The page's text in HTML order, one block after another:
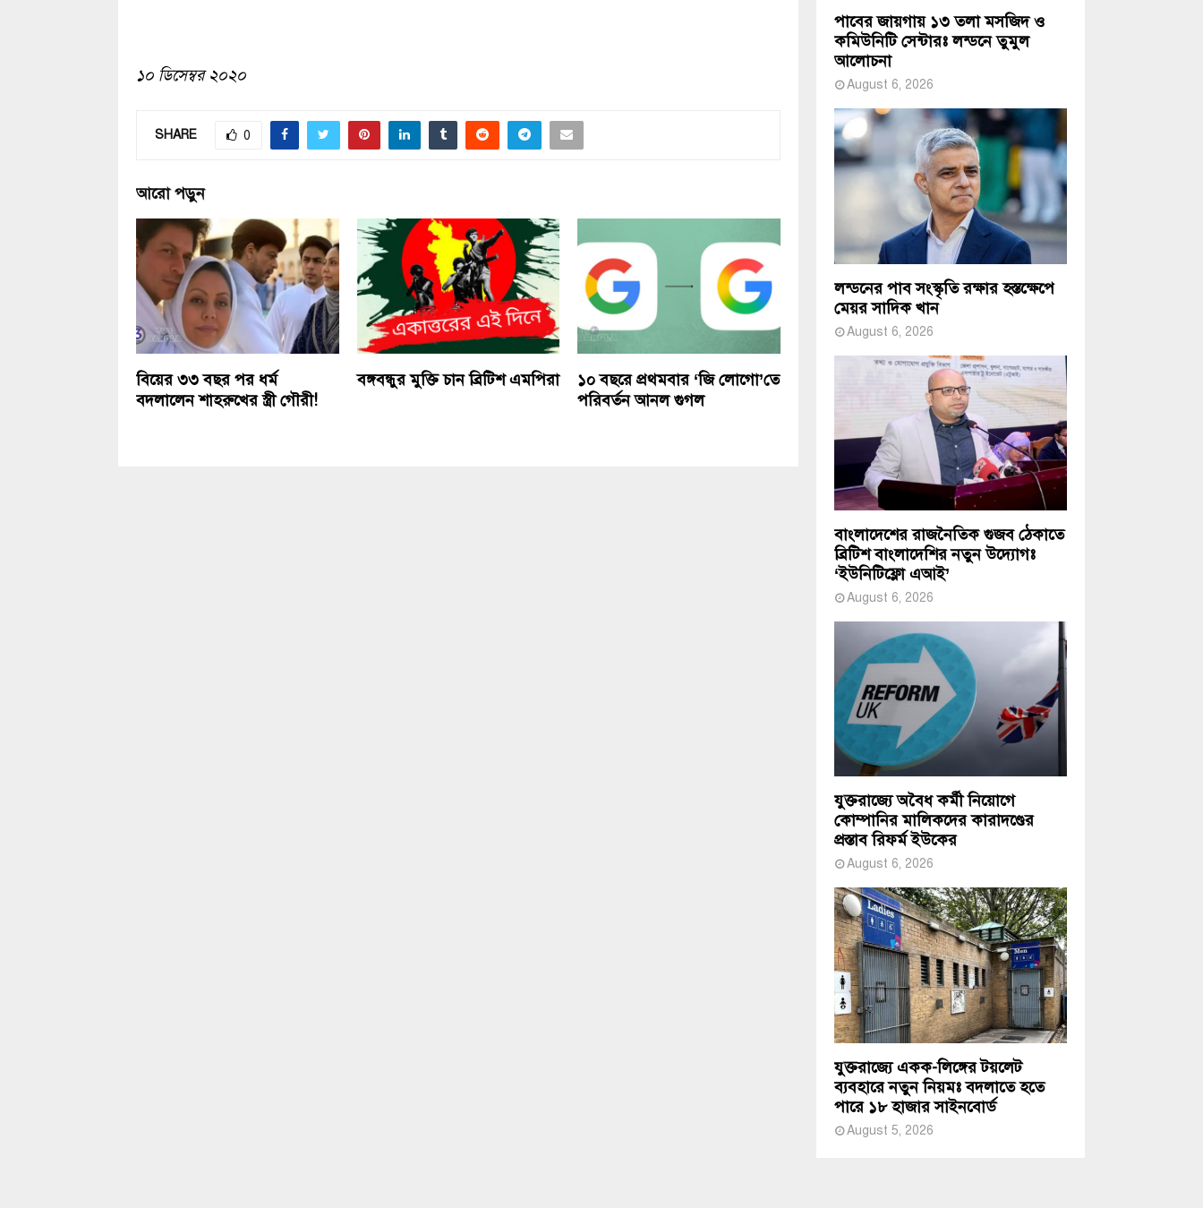
১০ ডিসেম্বর ২০২০
SHARE 0
আরো পড়ুন
বিয়ের ৩৩ বছর পর ধর্ম
বদলালেন শাহরুখের স্ত্রী গৌরী!
বঙ্গবন্ধুর মুক্তি চান ব্রিটিশ এমপিরা
১০ বছরে প্রথমবার ‘জি লোগো’তে
পরিবর্তন আনল গুগল
পাবের জায়গায় ১৩ তলা মসজিদ ও
কমিউনিটি সেন্টারঃ লন্ডনে তুমুল
আলোচনা
August 6, 2026
লন্ডনের পাব সংস্কৃতি রক্ষার হস্তক্ষেপে
মেয়র সাদিক খান
August 6, 2026
বাংলাদেশের রাজনৈতিক গুজব ঠেকাতে
ব্রিটিশ বাংলাদেশির নতুন উদ্যোগঃ
‘ইউনিটিফ্লো এআই’
August 6, 2026
যুক্তরাজ্যে অবৈধ কর্মী নিয়োগে
কোম্পানির মালিকদের কারাদণ্ডের
প্রস্তাব রিফর্ম ইউকের
August 6, 2026
যুক্তরাজ্যে একক-লিঙ্গের টয়লেট
ব্যবহারে নতুন নিয়মঃ বদলাতে হতে
পারে ১৮ হাজার সাইনবোর্ড
August 5, 2026